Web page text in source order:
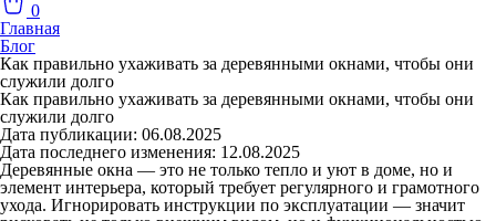
0
Главная
Блог
Как правильно ухаживать за деревянными окнами, чтобы они
служили долго
Как правильно ухаживать за деревянными окнами, чтобы они
служили долго
Дата публикации: 06.08.2025
Дата последнего изменения: 12.08.2025
Деревянные окна — это не только тепло и уют в доме, но и
элемент интерьера, который требует регулярного и грамотного
ухода. Игнорировать инструкции по эксплуатации — значит